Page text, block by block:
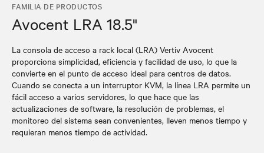
FAMILIA DE PRODUCTOS
Avocent LRA 18.5"
La consola de acceso a rack local (LRA) Vertiv Avocent
proporciona simplicidad, eficiencia y facilidad de uso, lo que la
convierte en el punto de acceso ideal para centros de datos.
Cuando se conecta a un interruptor KVM, la línea LRA permite un
fácil acceso a varios servidores, lo que hace que las
actualizaciones de software, la resolución de problemas, el
monitoreo del sistema sean convenientes, lleven menos tiempo y
requieran menos tiempo de actividad.